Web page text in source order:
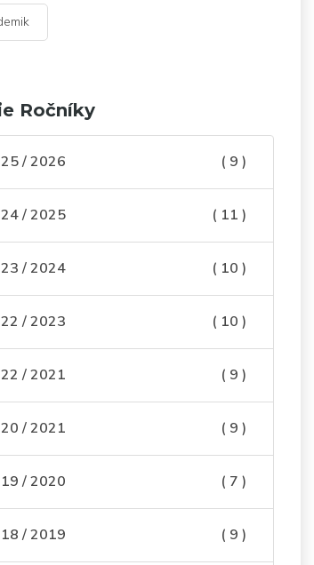
Ročníky
/ 2026 ( 9 )
/ 2025 ( 11 )
/ 2024 ( 10 )
/ 2023 ( 10 )
/ 2021 ( 9 )
/ 2021 ( 9 )
/ 2020 ( 7 )
/ 2019 ( 9 )